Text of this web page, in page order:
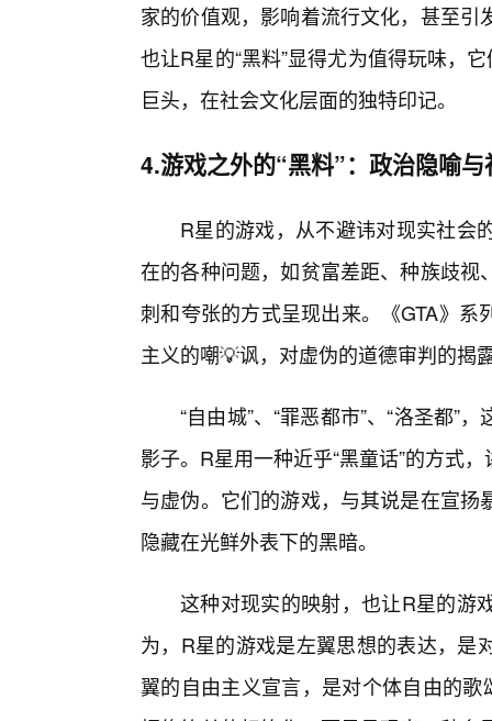
家的价值观，影响着流行文化，甚至
也让R星的“黑料”显得尤为值得玩味，
巨头，在社会文化层面的独特印记。
4.游戏之外的“黑料”：政治隐喻
R星的游戏，从不避讳对现实社会
在的各种问题，如贫富差距、种族歧
刺和夸张的方式呈现出来。《GTA》
主义的嘲💡讽，对虚伪的道德审判的揭
“自由城”、“罪恶都市”、“洛圣都”
影子。R星用一种近乎“黑童话”的方式
与虚伪。它们的游戏，与其说是在宣
隐藏在光鲜外表下的黑暗。
这种对现实的映射，也让R星的游
为，R星的游戏是左翼思想的表达，是
翼的自由主义宣言，是对个体自由的